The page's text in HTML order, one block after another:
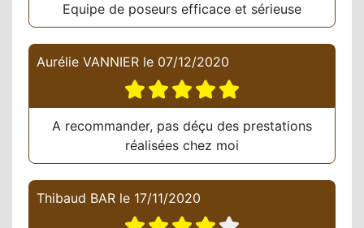
Equipe de poseurs efficace et sérieuse
Aurélie VANNIER le 07/12/2020
A recommander, pas déçu des prestations
réalisées chez moi
Thibaud BAR le 17/11/2020